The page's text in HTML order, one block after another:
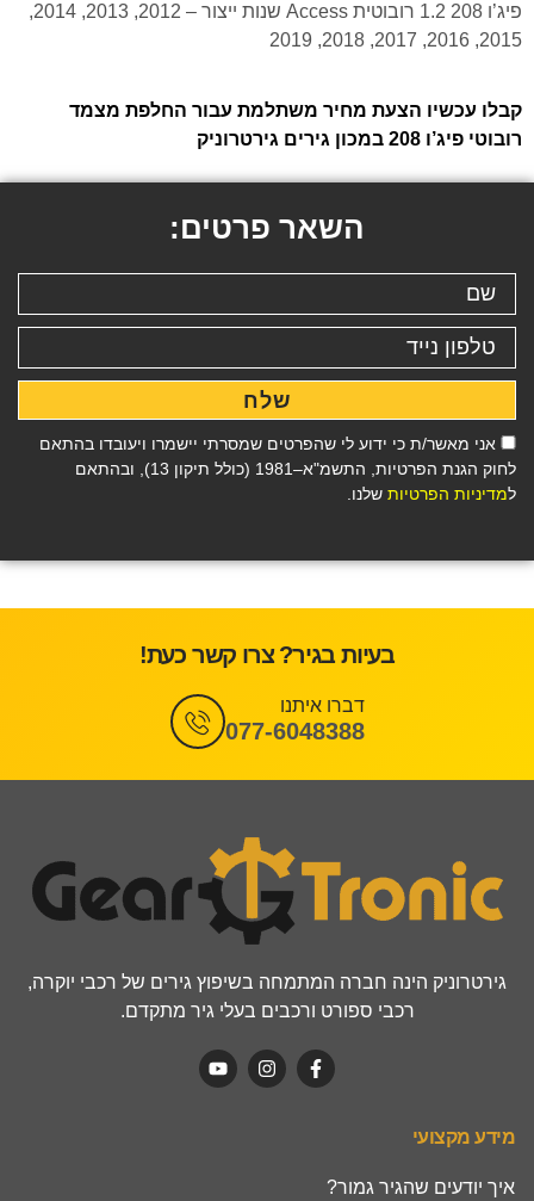
פיג’ו 208 1.2 רובוטית Access שנות ייצור – 2012, 2013, 2014,
2015, 2016, 2017, 2018, 2019
קבלו עכשיו הצעת מחיר משתלמת עבור החלפת מצמד
רובוטי פיג’ו 208 במכון גירים גירטרוניק
השאר פרטים:
אני מאשר/ת כי ידוע לי שהפרטים שמסרתי יישמרו ויעובדו בהתאם
לחוק הגנת הפרטיות, התשמ"א–1981 (כולל תיקון 13), ובהתאם
למדיניות הפרטיות שלנו.
שלח
בעיות בגיר? צרו קשר כעת!
דברו איתנו
077-6048388
גירטרוניק הינה חברה המתמחה בשיפוץ גירים של רכבי יוקרה,
רכבי ספורט ורכבים בעלי גיר מתקדם.
מידע מקצועי
איך יודעים שהגיר גמור?